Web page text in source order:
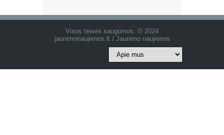
Visos teisės saugomos. © 2024
jaunimonaujienos.lt / Jaunimo naujienos